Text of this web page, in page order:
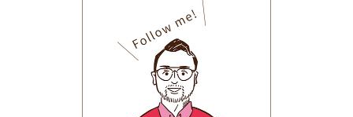
(32)
2025年9月(30)
2025年8月(31)
2025年7月(37)
2025年6月(48)